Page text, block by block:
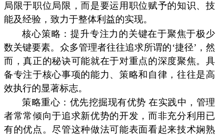
局限于职位局限，而是要运用职位赋予的知识、技
能及经验，致力于整体利益的实现。
核心策略：提升专注力的关键在于聚焦于极少
数关键要素。众多管理者往往追求所谓的‘捷径’，然
而，真正的秘诀可能就在于对重点的深度聚焦。具
备专注于核心事项的能力、策略和自律，往往是高
效执行的显著标志。
策略重心：优先挖掘现有优势 在实践中，管理
者常常倾向于追求新优势的开发，而非充分利用已
有的优点。尽管这种做法可能表面看起来技术娴熟